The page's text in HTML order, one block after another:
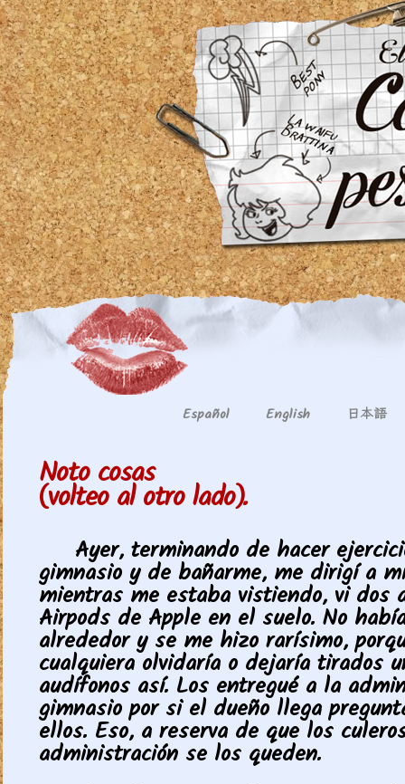
Español English 日本語
Noto cosas
(volteo al otro lado).
Ayer, terminando de hacer
gimnasio y de bañarme, me dirigí a
mientras me estaba vistiendo, vi dos
Airpods de Apple en el suelo. No
alrededor y se me hizo rarísimo,
cualquiera olvidaría o dejaría tirados
audífonos así. Los entregué a la
gimnasio por si el dueño llega
ellos. Eso, a reserva de que los
administración se los queden.